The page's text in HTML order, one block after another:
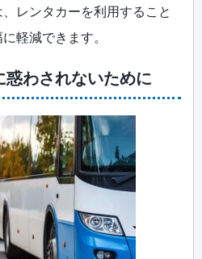
レンタカーを利用すること
軽減できます。
わされないために